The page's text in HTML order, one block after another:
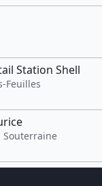
Station Shell
Feuilles
Souterraine